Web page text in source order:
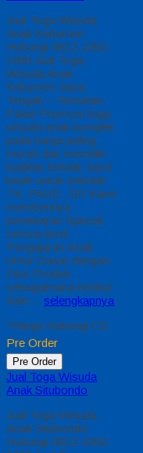
Wisuda Anak Padang
Lawas Utara
Sumatera Selatan –
Temukan Paket
Promosi toga wisuda
anak komplet pada
harga paling murah
dan memiliki kualitas
terbaik, kami kasih
untuk sekolah TK,
PAUD , SD Kami
memberinya
penawaran Special
semua level
Pengajaran Anak
Umur Dasar dengan
Fitur Produk…
selengkapnya
*Harga Hubungi CS
Pre Order
Pre Order